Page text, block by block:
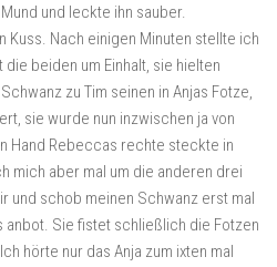
und leckte ihn sauber.
Kuss. Nach einigen Minuten stellte ich
beiden um Einhalt, sie hielten
zu Tim seinen in Anjas Fotze,
sie wurde nun inzwischen ja von
Hand Rebeccas rechte steckte in
mich aber mal um die anderen drei
und schob meinen Schwanz erst mal
anbot. Sie fistet schließlich die Fotzen
hörte nur das Anja zum ixten mal